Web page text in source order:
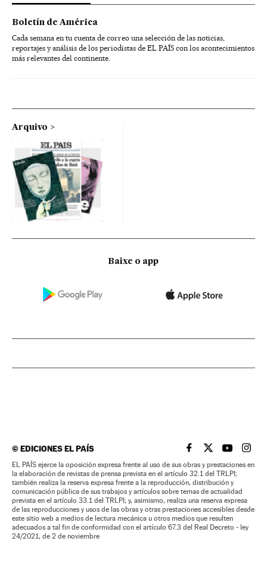
Boletín de América
Cada semana en tu cuenta de correo una selección de las noticias,
reportajes y análisis de los periodistas de EL PAÍS con los acontecimientos
más relevantes del continente.
Arquivo
Baixe o app
©EDICIONES EL PAÍS EL PAÍS BRASIL EN
EL PAÍSEL PAÍS
EL
EL PAÍS ejerce la oposición expresa frente al uso de sus obras y prestaciones en
la elaboración de revistas de prensa prevista en el artículo 32.1 del TRLPI;
también realiza la reserva expresa frente a la reproducción, distribución y
comunicación pública de sus trabajos y artículos sobre temas de actualidad
prevista en el artículo 33.1 del TRLPI; y, asimismo, realiza una reserva expresa
de las reproducciones y usos de las obras y otras prestaciones accesibles desde
este sitio web a medios de lectura mecánica u otros medios que resulten
adecuados a tal fin de conformidad con el artículo 67.3 del Real Decreto - ley
24/2021, de 2 de noviembre